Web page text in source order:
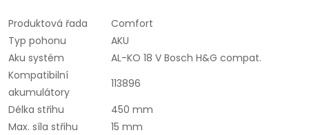
Produktová řada
Comfort
Typ pohonu
AKU
Aku systém
AL-KO 18 V Bosch H&G compat.
Kompatibilní
akumulátory
113896
Délka střihu
450 mm
Max. síla střihu
15 mm